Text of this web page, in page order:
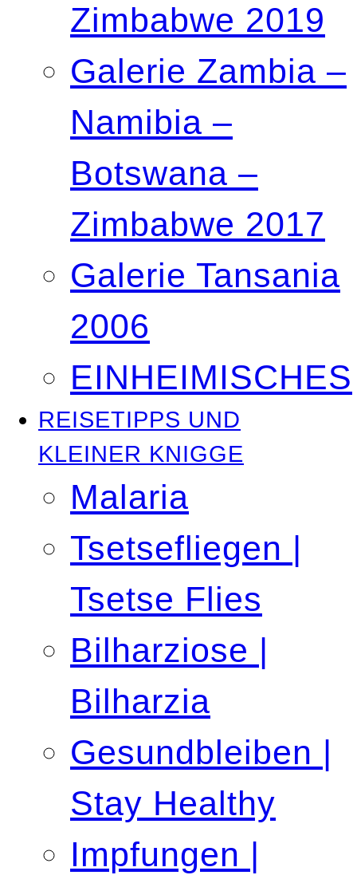
Zimbabwe 2019
Galerie Zambia –
Namibia –
Botswana –
Zimbabwe 2017
Galerie Tansania
2006
EINHEIMISCHES
REISETIPPS UND
KLEINER KNIGGE
Malaria
Tsetsefliegen |
Tsetse Flies
Bilharziose |
Bilharzia
Gesundbleiben |
Stay Healthy
Impfungen |